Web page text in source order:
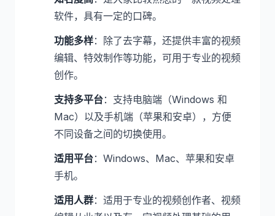
软件，具有一定的口碑。
功能多样：除了去字幕，还提供丰富的视频
编辑、特效制作等功能，可用于专业的视频
创作。
支持多平台：支持电脑端（Windows 和
Mac）以及手机端（苹果和安卓），方便
不同设备之间的切换使用。
适用平台：Windows、Mac、苹果和安卓
手机。
适用人群：适用于专业的视频创作者、视频